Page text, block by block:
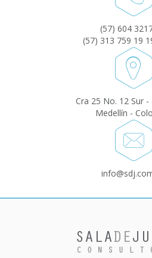
(57) 604
(57) 313 759 19
Cra 25 No. 12 Sur -
Medellín -